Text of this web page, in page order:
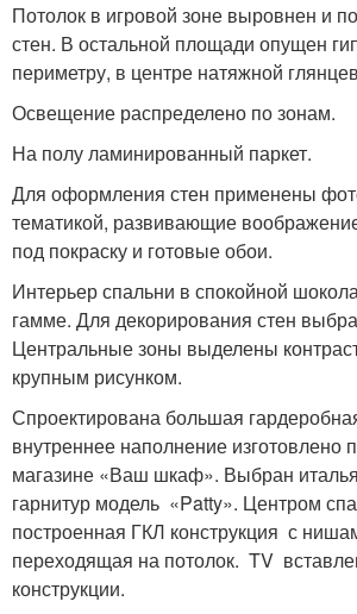
Потолок в игровой зоне выровнен и
стен. В остальной площади опущен
периметру, в центре натяжной
Освещение распределено по зонам.
На полу ламинированный паркет.
Для оформления стен применены
тематикой, развивающие
под покраску и готовые обои.
Интерьер спальни в спокойной
гамме. Для декорирования стен
Центральные зоны выделены
крупным рисунком.
Спроектирована большая
внутреннее наполнение изготовлено
магазине «Ваш шкаф». Выбран
гарнитур модель «Patty». Центром
построенная ГКЛ конструкция с
переходящая на потолок. TV
конструкции.